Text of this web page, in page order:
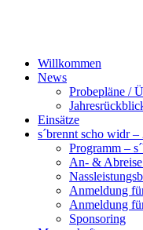
Willkommen
News
Probepläne /
Einsätze
s´brennt scho widr –
Programm –
An- &
Anmeldung
Anmeldung
Sponsoring